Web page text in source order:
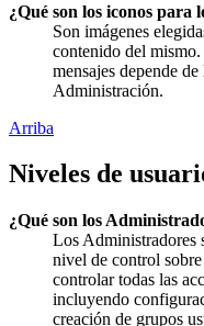
¿Qué son los iconos para
Son imágenes
contenido del
mensajes depende
Administración.
Arriba
Niveles de
¿Qué son los
Los Administradores
nivel de control
controlar todas las
incluyendo
creación de grupos